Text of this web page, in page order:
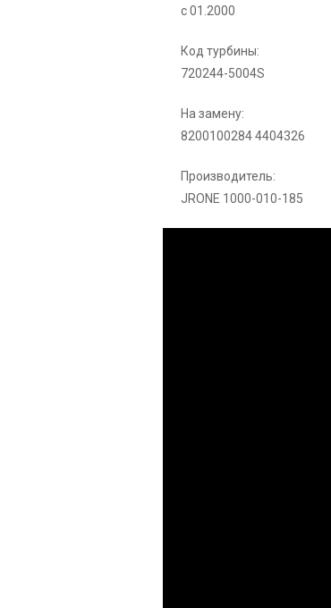
с 01.2000
Код турбины:
720244-5004S
На замену:
8200100284 4404326
Производитель:
JRONE 1000-010-185